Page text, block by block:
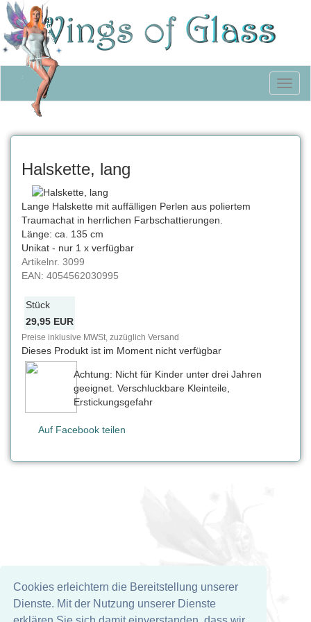
Cookies erleichtern die Bereitstellung unserer
Dienste. Mit der Nutzung unserer Dienste
Halskette, lang
Lange Halskette mit auffälligen Perlen aus poliertem
Traumachat in herrlichen Farbschattierungen.
Länge: ca. 135 cm
Unikat - nur 1 x verfügbar
Artikelnr. 3099
EAN: 4054562030995
Stück
29,95 EUR
Preise inklusive MWSt, zuzüglich Versand
Dieses Produkt ist im Moment nicht verfügbar
Achtung: Nicht für Kinder unter drei Jahren
geeignet. Verschluckbare Kleinteile,
Erstickungsgefahr
Auf Facebook teilen